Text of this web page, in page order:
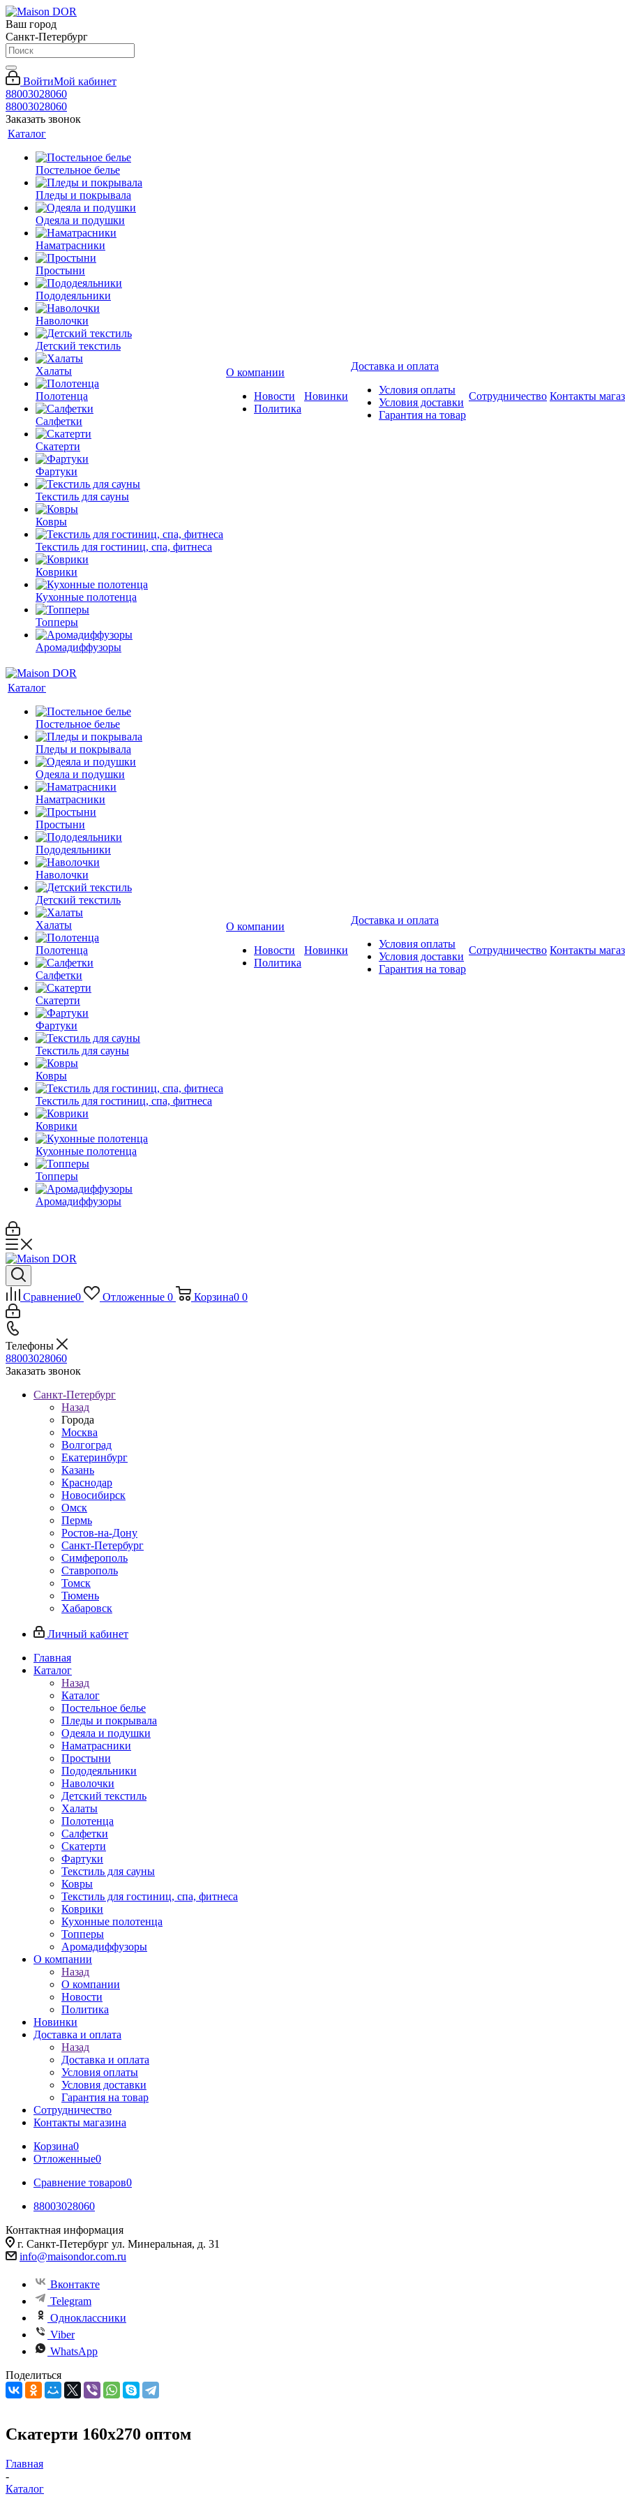
Ваш город
Санкт-Петербург
ВойтиМой кабинет
88003028060
88003028060
Заказать звонок
Каталог
Постельное белье
Пледы и покрывала
Одеяла и подушки
Наматрасники
Простыни
Пододеяльники
Наволочки
Детский текстиль
Халаты
Полотенца
Салфетки
Скатерти
Фартуки
Текстиль для сауны
Ковры
Текстиль для гостиниц, спа, фитнеса
Коврики
Кухонные полотенца
Топперы
Аромадиффузоры
О компании
Новости
Политика
Новинки
Доставка и оплата
Условия оплаты
Условия доставки
Гарантия на товар
Сотрудничество Контакты
Каталог
Постельное белье
Пледы и покрывала
Одеяла и подушки
Наматрасники
Простыни
Пододеяльники
Наволочки
Детский текстиль
Халаты
Полотенца
Салфетки
Скатерти
Фартуки
Текстиль для сауны
Ковры
Текстиль для гостиниц, спа, фитнеса
Коврики
Кухонные полотенца
Топперы
Аромадиффузоры
О компании
Новости
Политика
Новинки
Доставка и оплата
Условия оплаты
Условия доставки
Гарантия на товар
Сотрудничество Контакты
Сравнение0 Отложенные 0 Корзина0 0
Телефоны
88003028060
Заказать звонок
Санкт-Петербург
Назад
Города
Москва
Волгоград
Екатеринбург
Казань
Краснодар
Новосибирск
Омск
Пермь
Ростов-на-Дону
Санкт-Петербург
Симферополь
Ставрополь
Томск
Тюмень
Хабаровск
Личный кабинет
Главная
Каталог
Назад
Каталог
Постельное белье
Пледы и покрывала
Одеяла и подушки
Наматрасники
Простыни
Пододеяльники
Наволочки
Детский текстиль
Халаты
Полотенца
Салфетки
Скатерти
Фартуки
Текстиль для сауны
Ковры
Текстиль для гостиниц, спа, фитнеса
Коврики
Кухонные полотенца
Топперы
Аромадиффузоры
О компании
Назад
О компании
Новости
Политика
Новинки
Доставка и оплата
Назад
Доставка и оплата
Условия оплаты
Условия доставки
Гарантия на товар
Сотрудничество
Контакты магазина
Корзина0
Отложенные0
Сравнение товаров0
88003028060
Контактная информация
г. Санкт-Петербург ул. Минеральная, д. 31
info@maisondor.com.ru
Вконтакте
Telegram
Одноклассники
Viber
WhatsApp
Поделиться
Скатерти 160х270 оптом
Главная
-
Каталог